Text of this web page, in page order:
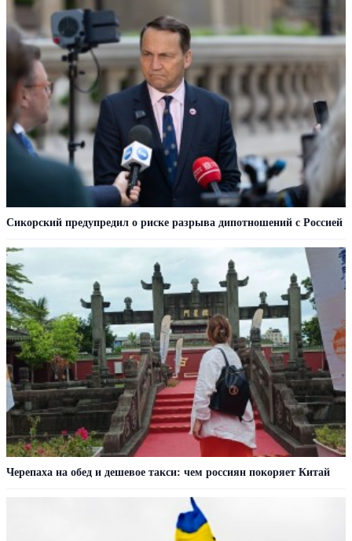
Сикорский предупредил о риске разрыва дипотношений с Россией
Черепаха на обед и дешевое такси: чем россиян покоряет Китай